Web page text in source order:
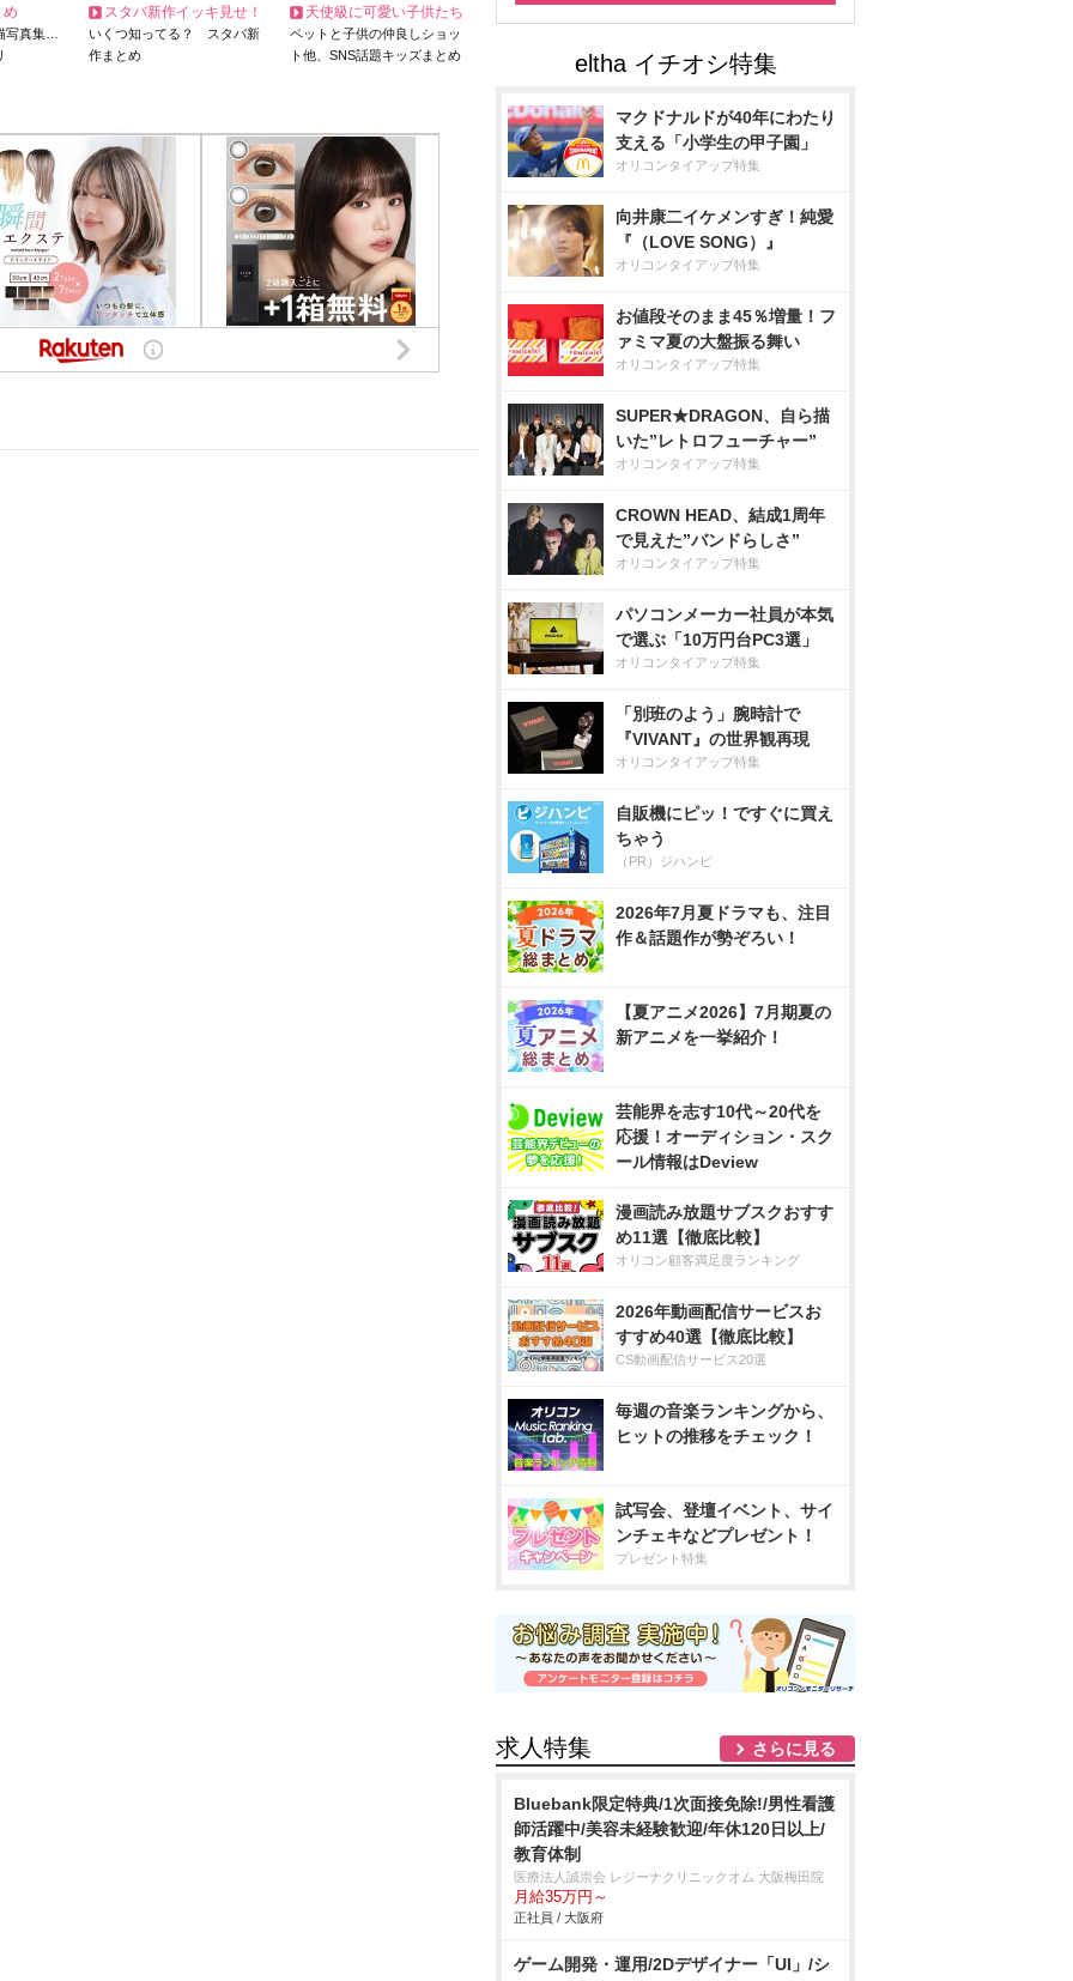
め
写真集…
スタバ新作イッキ見せ！
いくつ知ってる？ スタバ新
作まとめ
天使級に可愛い子供たち
ペットと子供の仲良しショッ
ト他、SNS話題キッズまとめ
マクドナルドが40年にわたり
支える「小学生の甲子園」
オリコンタイアップ特集
向井康二イケメンすぎ！純愛
『（LOVE SONG）』
オリコンタイアップ特集
お値段そのまま45％増量！フ
ァミマ夏の大盤振る舞い
オリコンタイアップ特集
SUPER★DRAGON、自ら描
いた”レトロフューチャー”
オリコンタイアップ特集
CROWN HEAD、結成1周年
で見えた”バンドらしさ”
オリコンタイアップ特集
パソコンメーカー社員が本気
で選ぶ「10万円台PC3選」
オリコンタイアップ特集
「別班のよう」腕時計で
『VIVANT』の世界観再現
オリコンタイアップ特集
自販機にピッ！ですぐに買え
ちゃう
（PR）ジハンピ
2026年7月夏ドラマも、注目
作＆話題作が勢ぞろい！
【夏アニメ2026】7月期夏の
新アニメを一挙紹介！
芸能界を志す10代～20代を
応援！オーディション・スク
ール情報はDeview
漫画読み放題サブスクおすす
め11選【徹底比較】
オリコン顧客満足度ランキング
2026年動画配信サービスお
すすめ40選【徹底比較】
CS動画配信サービス20選
毎週の音楽ランキングから、
ヒットの推移をチェック！
試写会、登壇イベント、サイ
ンチェキなどプレゼント！
プレゼント特集
求人特集 さらに見る
Bluebank限定特典/1次面接免除!/男性看護
師活躍中/美容未経験歓迎/年休120日以上/
教育体制
医療法人誠崇会 レジーナクリニックオム 大阪梅田院
月給35万円～
正社員 / 大阪府
ゲーム開発・運用/2Dデザイナー「UI」/シ